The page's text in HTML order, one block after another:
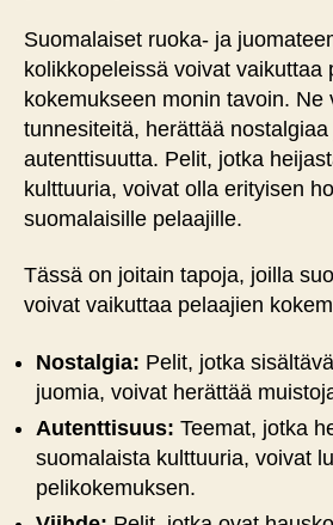
Suomalaiset ruoka- ja
kolikkopeleissä voivat vaikuttaa
kokemukseen monin tavoin. Ne
tunnesiteitä, herättää
autenttisuutta. Pelit, jotka
kulttuuria, voivat olla erityisen
suomalaisille pelaajille.
Tässä on joitain tapoja, joilla
voivat vaikuttaa pelaajien
Nostalgia: Pelit, jotka
juomia, voivat herättää
Autenttisuus: Teemat, jotka
suomalaista kulttuuria, voivat
pelikokemuksen.